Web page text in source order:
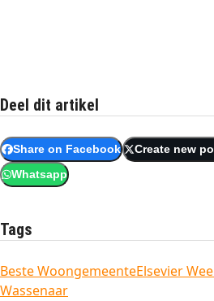
Deel dit artikel
Share on Facebook Create new
Whatsapp
Tags
Beste WoongemeenteElsevier
Wassenaar